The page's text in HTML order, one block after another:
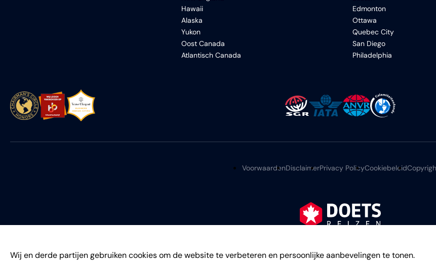
Wij en derde partijen gebruiken cookies om de website te verbeteren en persoonlijke aanbevelingen te tonen.
Hawaii
Alaska
Yukon
Oost Canada
Atlantisch Canada
Edmonton
Ottawa
Quebec City
San Diego
Philadelphia
VoorwaardenDisclaimerPrivacy PolicyCookiebeleid
©2026